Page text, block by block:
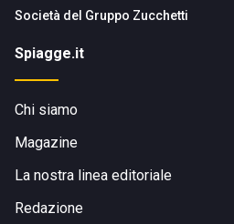
Società del Gruppo Zucchetti
Spiagge.it
Chi siamo
Magazine
La nostra linea editoriale
Redazione